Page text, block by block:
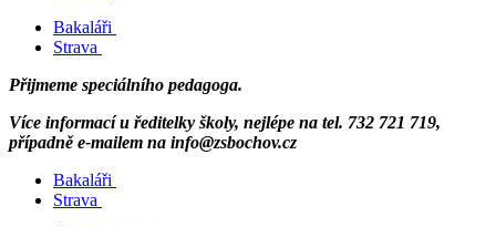
Bakaláři
Strava
Přijmeme speciálního pedagoga.
Více informací u ředitelky školy, nejlépe na tel. 732 721 719,
případně e-mailem na info@zsbochov.cz
Bakaláři
Strava